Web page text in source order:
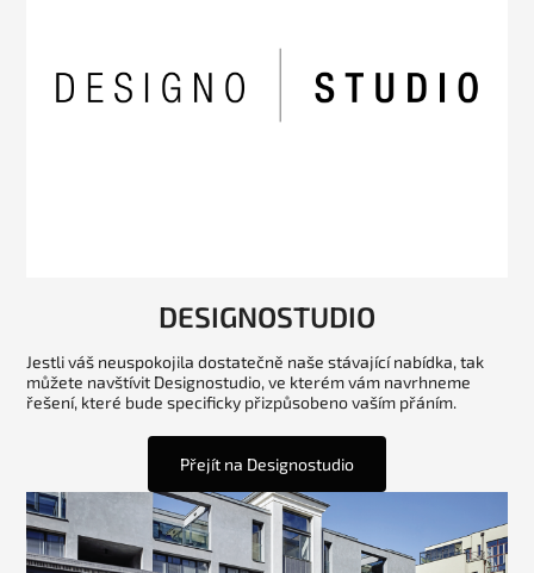
DESIGNOSTUDIO
Jestli váš neuspokojila dostatečně naše stávající nabídka, tak
můžete navštívit Designostudio, ve kterém vám navrhneme
řešení, které bude specificky přizpůsobeno vaším přáním.
Přejít na Designostudio